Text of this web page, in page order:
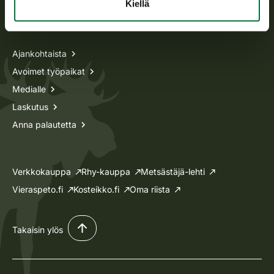
Kiellä
Tietoa meistä
Ajankohtaista
Avoimet työpaikat
Medialle
Laskutus
Anna palautetta
Verkkokauppa Rhy-kauppa
Metsästäjä-lehti
Vieraspeto.fi
Kosteikko.fi Oma riista
Takaisin ylös